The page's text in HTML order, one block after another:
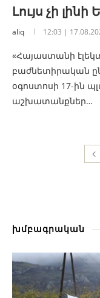
Լույս չի
aliq 12:03 |
«Հայաստանի
բաժնետիրական
օգոստոսի 17-ին
աշխատանքներ…
խմբագրական